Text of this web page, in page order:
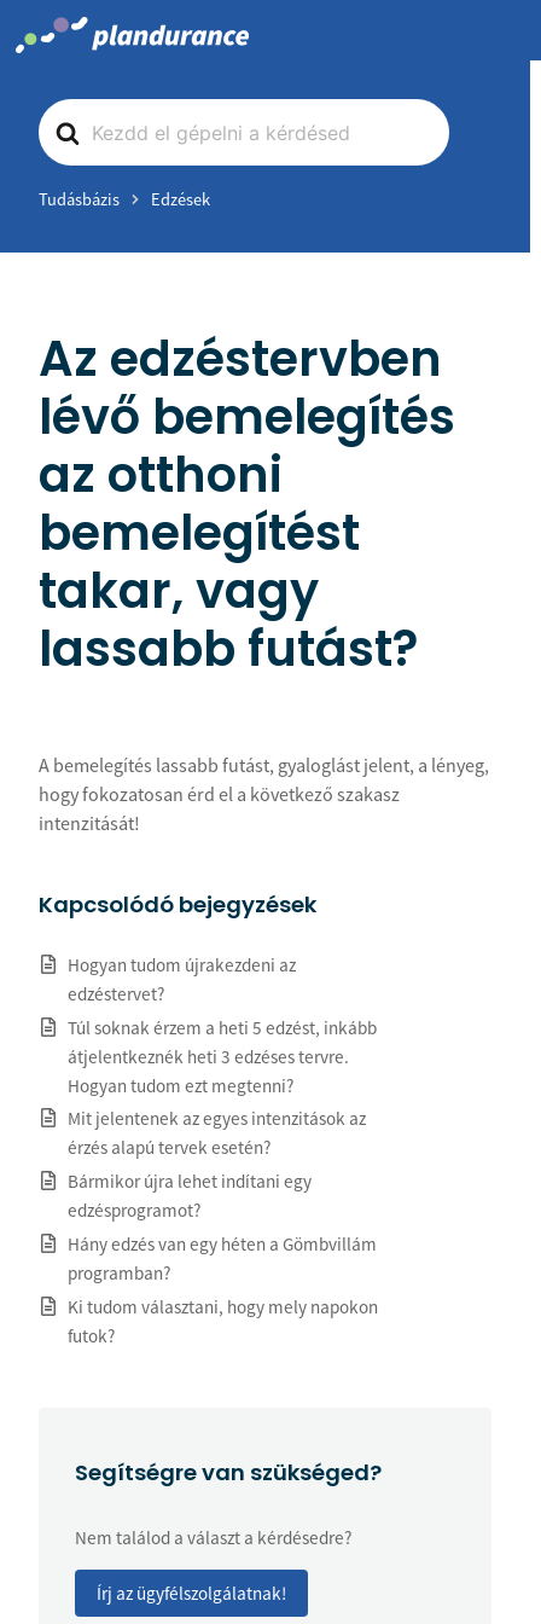
Search
For
Tudásbázis Edzések
Az edzéstervben
lévő bemelegítés
az otthoni
bemelegítést
takar, vagy
lassabb futást?
A bemelegítés lassabb futást, gyaloglást jelent, a lényeg,
hogy fokozatosan érd el a következő szakasz
intenzitását!
Kapcsolódó bejegyzések
Hogyan tudom újrakezdeni az
edzéstervet?
Túl soknak érzem a heti 5 edzést, inkább
átjelentkeznék heti 3 edzéses tervre.
Hogyan tudom ezt megtenni?
Mit jelentenek az egyes intenzitások az
érzés alapú tervek esetén?
Bármikor újra lehet indítani egy
edzésprogramot?
Hány edzés van egy héten a Gömbvillám
programban?
Ki tudom választani, hogy mely napokon
futok?
Segítségre van szükséged?
Nem találod a választ a kérdésedre?
Írj az ügyfélszolgálatnak!